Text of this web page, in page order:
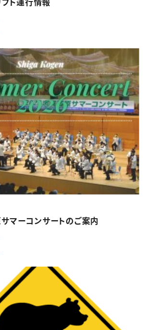
ト運行情報
マーコンサートのご案内